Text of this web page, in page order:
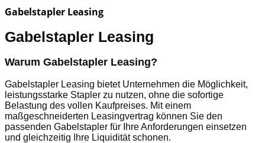
Gabelstapler Leasing
Gabelstapler Leasing
Warum Gabelstapler Leasing?
Gabelstapler Leasing bietet Unternehmen die Möglichkeit,
leistungsstarke Stapler zu nutzen, ohne die sofortige
Belastung des vollen Kaufpreises. Mit einem
maßgeschneiderten Leasingvertrag können Sie den
passenden Gabelstapler für Ihre Anforderungen einsetzen
und gleichzeitig Ihre Liquidität schonen.